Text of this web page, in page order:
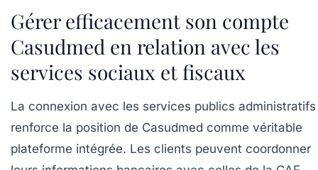
Gérer efficacement son compte
Casudmed en relation avec les
services sociaux et fiscaux
La connexion avec les services publics administratifs
renforce la position de Casudmed comme véritable
plateforme intégrée. Les clients peuvent coordonner